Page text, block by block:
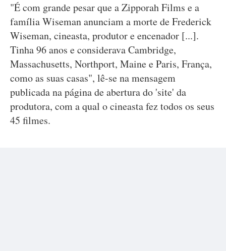
"É com grande pesar que a Zipporah Films e a
família Wiseman anunciam a morte de Frederick
Wiseman, cineasta, produtor e encenador [...].
Tinha 96 anos e considerava Cambridge,
Massachusetts, Northport, Maine e Paris, França,
como as suas casas", lê-se na mensagem
publicada na página de abertura do 'site' da
produtora, com a qual o cineasta fez todos os seus
45 filmes.